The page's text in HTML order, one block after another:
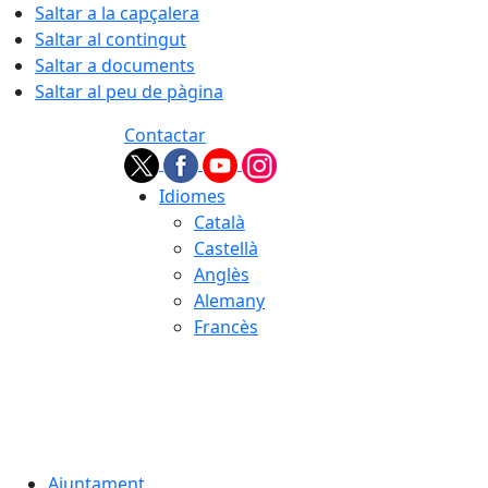
Saltar a la capçalera
Saltar al contingut
Saltar a documents
Saltar al peu de pàgina
Contactar
Idiomes
Català
Castellà
Anglès
Alemany
Francès